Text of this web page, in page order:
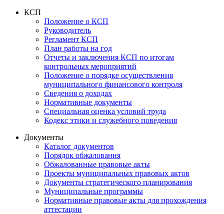
КСП
Положение о КСП
Руководитель
Регламент КСП
План работы на год
Отчеты и заключения КСП по итогам
контрольных мероприятий
Положение о порядке осуществления
муниципального финансового контроля
Сведения о доходах
Нормативные документы
Специальная оценка условий труда
Кодекс этики и служебного поведения
Документы
Каталог документов
Порядок обжалования
Обжалованные правовые акты
Проекты муниципальных правовых актов
Документы стратегического планирования
Муниципальные программы
Нормативные правовые акты для прохождения
аттестации